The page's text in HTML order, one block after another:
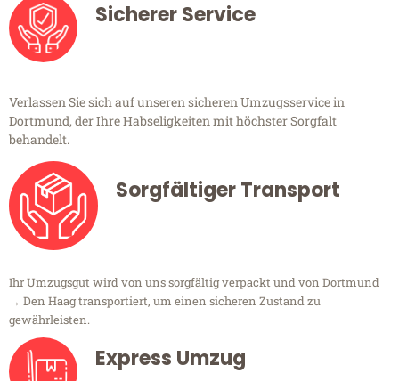
Sicherer Service
Verlassen Sie sich auf unseren sicheren Umzugsservice in
Dortmund, der Ihre Habseligkeiten mit höchster Sorgfalt
behandelt.
Sorgfältiger Transport
Ihr Umzugsgut wird von uns sorgfältig verpackt und von Dortmund
→ Den Haag transportiert, um einen sicheren Zustand zu
gewährleisten.
Express Umzug